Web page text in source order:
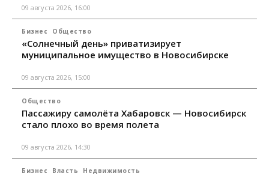
09 августа 2026, 16:00
Бизнес Общество
«Солнечный день» приватизирует
муниципальное имущество в Новосибирске
09 августа 2026, 15:00
Общество
Пассажиру самолёта Хабаровск — Новосибирск
стало плохо во время полета
09 августа 2026, 14:30
Бизнес Власть Недвижимость